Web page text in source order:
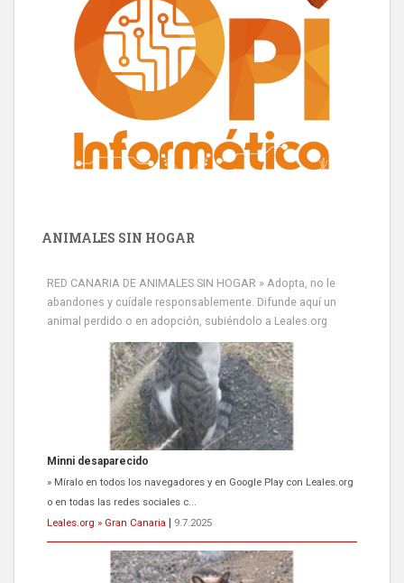
ANIMALES SIN HOGAR
RED CANARIA DE ANIMALES SIN HOGAR » Adopta, no le
abandones y cuídale responsablemente. Difunde aquí un
animal perdido o en adopción, subiéndolo a Leales.org
Minni desaparecido
» Míralo en todos los navegadores y en Google Play con Leales.org
o en todas las redes sociales c...
Leales.org » Gran Canaria
9.7.2025